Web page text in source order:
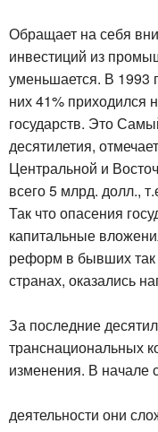
Обращает на себя
инвестиций из
уменьшается. В 1993
них 41% приходился
государств. Это
десятилетия,
Центральной и
всего 5 млрд. долл.,
Так что опасения
капитальные
реформ в бывших так
странах, оказались
За последние
транснациональных
изменения. В начале
деятельности они